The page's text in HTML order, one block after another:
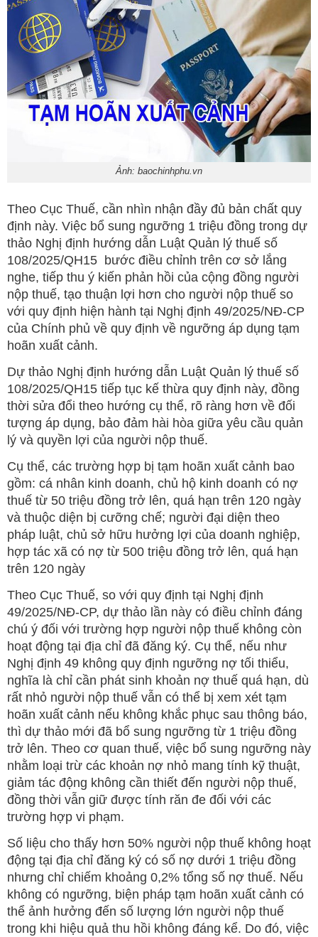
Ảnh: baochinhphu.vn
Theo Cục Thuế, cần nhìn nhận đầy đủ bản chất quy
định này. Việc bổ sung ngưỡng 1 triệu đồng trong dự
thảo Nghị định hướng dẫn Luật Quản lý thuế số
108/2025/QH15 bước điều chỉnh trên cơ sở lắng
nghe, tiếp thu ý kiến phản hồi của cộng đồng người
nộp thuế, tạo thuận lợi hơn cho người nộp thuế so
với quy định hiện hành tại Nghị định 49/2025/NĐ-CP
của Chính phủ về quy định về ngưỡng áp dụng tạm
hoãn xuất cảnh.
Dự thảo Nghị định hướng dẫn Luật Quản lý thuế số
108/2025/QH15 tiếp tục kế thừa quy định này, đồng
thời sửa đổi theo hướng cụ thể, rõ ràng hơn về đối
tượng áp dụng, bảo đảm hài hòa giữa yêu cầu quản
lý và quyền lợi của người nộp thuế.
Cụ thể, các trường hợp bị tạm hoãn xuất cảnh bao
gồm: cá nhân kinh doanh, chủ hộ kinh doanh có nợ
thuế từ 50 triệu đồng trở lên, quá hạn trên 120 ngày
và thuộc diện bị cưỡng chế; người đại diện theo
pháp luật, chủ sở hữu hưởng lợi của doanh nghiệp,
hợp tác xã có nợ từ 500 triệu đồng trở lên, quá hạn
trên 120 ngày
Theo Cục Thuế, so với quy định tại Nghị định
49/2025/NĐ-CP, dự thảo lần này có điều chỉnh đáng
chú ý đối với trường hợp người nộp thuế không còn
hoạt động tại địa chỉ đã đăng ký. Cụ thể, nếu như
Nghị định 49 không quy định ngưỡng nợ tối thiểu,
nghĩa là chỉ cần phát sinh khoản nợ thuế quá hạn, dù
rất nhỏ người nộp thuế vẫn có thể bị xem xét tạm
hoãn xuất cảnh nếu không khắc phục sau thông báo,
thì dự thảo mới đã bổ sung ngưỡng từ 1 triệu đồng
trở lên. Theo cơ quan thuế, việc bổ sung ngưỡng này
nhằm loại trừ các khoản nợ nhỏ mang tính kỹ thuật,
giảm tác động không cần thiết đến người nộp thuế,
đồng thời vẫn giữ được tính răn đe đối với các
trường hợp vi phạm.
Số liệu cho thấy hơn 50% người nộp thuế không hoạt
động tại địa chỉ đăng ký có số nợ dưới 1 triệu đồng
nhưng chỉ chiếm khoảng 0,2% tổng số nợ thuế. Nếu
không có ngưỡng, biện pháp tạm hoãn xuất cảnh có
thể ảnh hưởng đến số lượng lớn người nộp thuế
trong khi hiệu quả thu hồi không đáng kể. Do đó, việc